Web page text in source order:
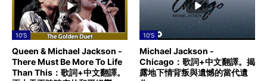
10'S
Queen & Michael Jackson -
There Must Be More To Life
Than This：歌詞+中文翻譯。
10'S
Michael Jackson -
Chicago：歌詞+中文翻譯。揭
露地下情背叛與遺憾的當代遺